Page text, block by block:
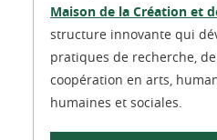
Maison de la Création et
structure innovante qui
pratiques de recherche,
coopération en arts,
humaines et sociales.